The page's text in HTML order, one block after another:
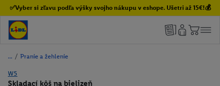
✅Vyber si zľavu podľa výšky svojho nákupu v eshope. Ušetri až 15€!💰
/ Pranie a žehlenie
W5
Skladací kôš na bielizeň